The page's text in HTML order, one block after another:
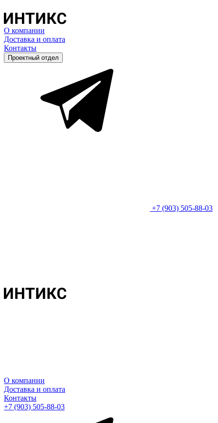
О компании
Доставка и оплата
Контакты
Проектный отдел
+7 (903) 505-88-03
О компании
Доставка и оплата
Контакты
+7 (903) 505-88-03